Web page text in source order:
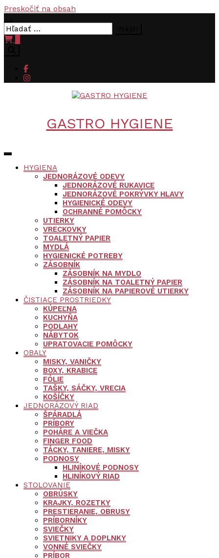
Preskočiť na obsah
Hľadať:
GASTRO HYGIENE
HYGIENA
JEDNORÁZOVÉ ODEVY
JEDNORÁZOVÉ RUKAVICE
JEDNORÁZOVÉ POKRÝVKY HLAVY
HYGIENICKÉ ODEVY
OCHRANNÉ POMÔCKY
UTIERKY
VRECKOVKY
TOALETNÝ PAPIER
MYDLÁ
HYGIENICKÉ POTREBY
ZÁSOBNÍK
ZÁSOBNÍK NA MYDLO
ZÁSOBNÍK NA TOALETNÝ PAPIER
ZÁSOBNÍK NA PAPIEROVÉ UTIERKY
ČISTIACE PROSTRIEDKY
KÚPEĽNA
KUCHYŇA
PODLAHY
NÁBYTOK
UPRATOVACIE POMÔCKY
OBALY
MISKY, VANIČKY
BOXY, KRABICE
FÓLIE
TAŠKY, SÁČKY, VRECIA
KOŠÍČKY
JEDNORÁZOVÝ RIAD
ŠPÁRADLÁ
PRÍBORY
POHÁRE A VIEČKA
FINGER FOOD
TÁCKY, TANIERE, MISKY
PODNOSY
HLINÍKOVÉ PODNOSY
HLINÍKOVÝ RIAD
STOLOVANIE
OBRÚSKY
KRAJKY, ROZETKY
PRESTIERANIE, OBRUSY
PRÍBORNÍKY
SVIEČKY
SVIETNIKY A DOPLNKY
VONNÉ SVIEČKY
PRÍBOR